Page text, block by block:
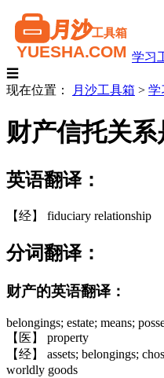
学习
☰
现在位置：
月沙工具箱 > 学
财产信托关
英语翻译：
【经】 fiduciary relationship
分词翻译：
财产的英语翻译：
belongings; estate; means;
【医】 property
【经】 assets; belongings;
worldly goods